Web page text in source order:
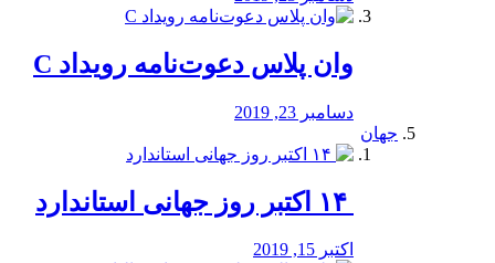
وان پلاس دعوت‌نامه رویداد C
دسامبر 23, 2019
جهان
اکتبر 15, 2019